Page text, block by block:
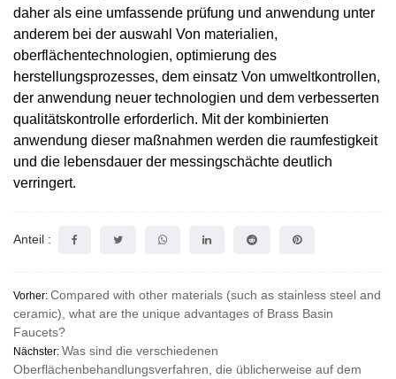
daher als eine umfassende prüfung und anwendung unter
anderem bei der auswahl Von materialien,
oberflächentechnologien, optimierung des
herstellungsprozesses, dem einsatz Von umweltkontrollen,
der anwendung neuer technologien und dem verbesserten
qualitätskontrolle erforderlich. Mit der kombinierten
anwendung dieser maßnahmen werden die raumfestigkeit
und die lebensdauer der messingschächte deutlich
verringert.
Anteil :
Vorher: Compared with other materials (such as stainless steel and
ceramic), what are the unique advantages of Brass Basin
Faucets?
Nächster: Was sind die verschiedenen
Oberflächenbehandlungsverfahren, die üblicherweise auf dem